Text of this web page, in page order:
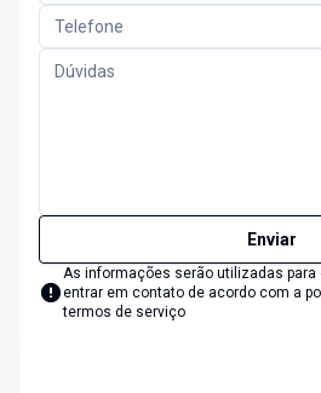
Enviar
As informações serão utilizadas para
entrar em contato de acordo com a
termos de serviço